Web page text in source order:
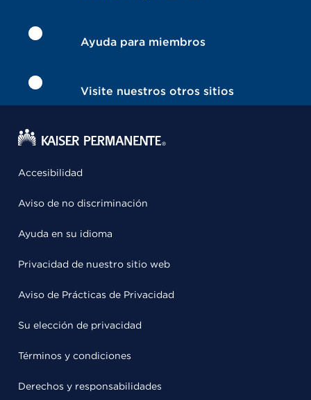
Ayuda para miembros
Visite nuestros otros sitios
Accesibilidad
Aviso de no discriminación
Ayuda en su idioma
Privacidad de nuestro sitio web
Aviso de Prácticas de Privacidad
Su elección de privacidad
Términos y condiciones
Derechos y responsabilidades